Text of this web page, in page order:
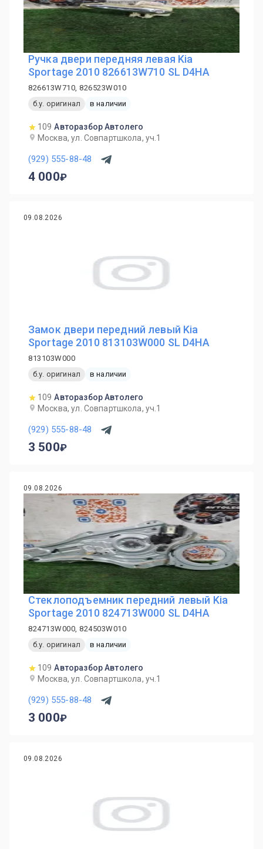
Ручка двери передняя левая Kia
Sportage 2010 826613W710 SL D4HA
826613W710, 826523W010
б.у. оригинал
в наличии
109 Авторазбор Автолего
Москва, ул. Совпартшкола, уч.1
(929) 555-88-48
4 000
09.08.2026
Замок двери передний левый Kia
Sportage 2010 813103W000 SL D4HA
813103W000
б.у. оригинал
в наличии
109 Авторазбор Автолего
Москва, ул. Совпартшкола, уч.1
(929) 555-88-48
3 500
09.08.2026
Стеклоподъемник передний левый Kia
Sportage 2010 824713W000 SL D4HA
824713W000, 824503W010
б.у. оригинал
в наличии
109 Авторазбор Автолего
Москва, ул. Совпартшкола, уч.1
(929) 555-88-48
3 000
09.08.2026